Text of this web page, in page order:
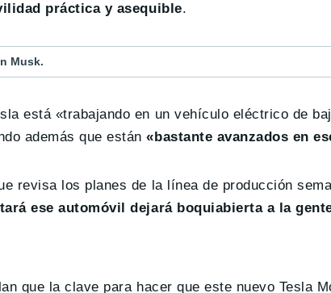
práctica y asequible.
Musk.
está «trabajando en un vehículo eléctrico de
además que están«bastante avanzados en
revisa los planes de la línea de producción
ese automóvil dejará boquiabierta a la
que la clave para hacer que este nuevo Tesla